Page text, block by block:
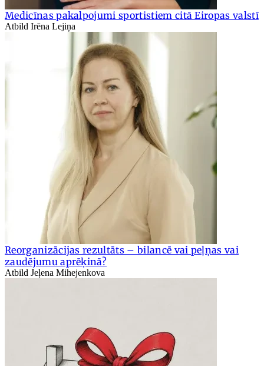
Medicīnas pakalpojumi sportistiem citā Eiropas valstī
Atbild Irēna Lejiņa
Reorganizācijas rezultāts – bilancē vai peļņas vai
zaudējumu aprēķinā?
Atbild Jeļena Mihejenkova